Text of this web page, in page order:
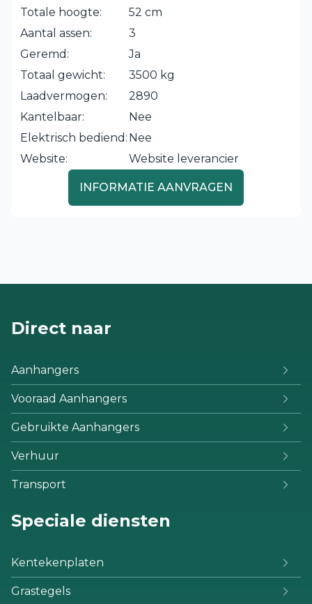
Totale hoogte:
52 cm
Aantal assen:
3
Geremd:
Ja
Totaal gewicht:
3500 kg
Laadvermogen:
2890
Kantelbaar:
Nee
Elektrisch bediend: Nee
Website:
Website leverancier
INFORMATIE AANVRAGEN
Direct naar
Aanhangers
Vooraad Aanhangers
Gebruikte Aanhangers
Verhuur
Transport
Speciale diensten
Kentekenplaten
Grastegels